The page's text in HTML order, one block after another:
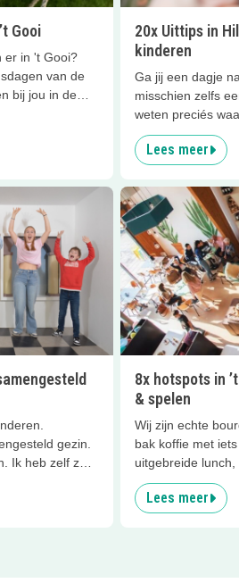
Gooi
er in 't Gooi?
van de
bij jou in de
20x Uittips in
kinderen
Ga jij een dagje
misschien zelfs
weten preciés
Lees meer
gezin.
Ik heb zelf zo'n
MIJN TROTS!
welke
met het
8x hotspots in
& spelen
Wij zijn echte
bak koffie met
uitgebreide lunch,
pannenkoeken.
een fijne plek zijn
is!
Lees meer